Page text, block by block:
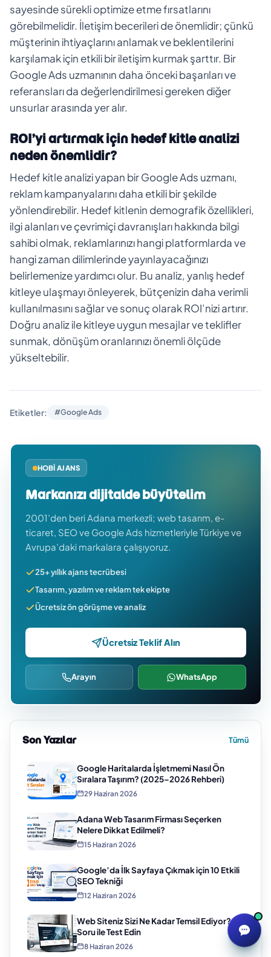
sayesinde sürekli optimize etme fırsatlarını
görebilmelidir. İletişim becerileri de önemlidir; çünkü
müşterinin ihtiyaçlarını anlamak ve beklentilerini
karşılamak için etkili bir iletişim kurmak şarttır. Bir
Google Ads uzmanının daha önceki başarıları ve
referansları da değerlendirilmesi gereken diğer
unsurlar arasında yer alır.
ROI’yi artırmak için hedef kitle analizi
neden önemlidir?
Hedef kitle analizi yapan bir Google Ads uzmanı,
reklam kampanyalarını daha etkili bir şekilde
yönlendirebilir. Hedef kitlenin demografik özellikleri,
ilgi alanları ve çevrimiçi davranışları hakkında bilgi
sahibi olmak, reklamlarınızı hangi platformlarda ve
hangi zaman dilimlerinde yayınlayacağınızı
belirlemenize yardımcı olur. Bu analiz, yanlış hedef
kitleye ulaşmayı önleyerek, bütçenizin daha verimli
kullanılmasını sağlar ve sonuç olarak ROI’nizi artırır.
Doğru analiz ile kitleye uygun mesajlar ve teklifler
sunmak, dönüşüm oranlarınızı önemli ölçüde
yükseltebilir.
Etiketler: #Google Ads
HOBI AJANS
Markanızı dijitalde büyütelim
2001’den beri Adana merkezli; web tasarım, e-
ticaret, SEO ve Google Ads hizmetleriyle Türkiye ve
Avrupa’daki markalara çalışıyoruz.
25+ yıllık ajans tecrübesi
Tasarım, yazılım ve reklam tek ekipte
Ücretsiz ön görüşme ve analiz
Ücretsiz Teklif Alın
Arayın WhatsApp
Son Yazılar Tümü
Google Haritalarda İşletmemi Nasıl Ön
Sıralara Taşırım? (2025–2026 Rehberi)
29 Haziran 2026
Adana Web Tasarım Firması Seçerken
Nelere Dikkat Edilmeli?
15 Haziran 2026
Google’da İlk Sayfaya Çıkmak için 10 Etkili
SEO Tekniği
12 Haziran 2026
Web Siteniz Sizi Ne Kadar Temsil Ediyor? 5
Soru ile Test Edin
8 Haziran 2026